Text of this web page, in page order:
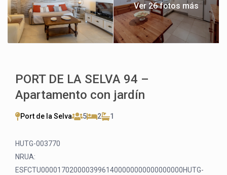
Ver 26 fotos más
PORT DE LA SELVA 94 –
Apartamento con jardín
Port de la Selva 5 2 1
HUTG-003770
NRUA:
ESFCTU00001702000039961400000000000000000HUTG-